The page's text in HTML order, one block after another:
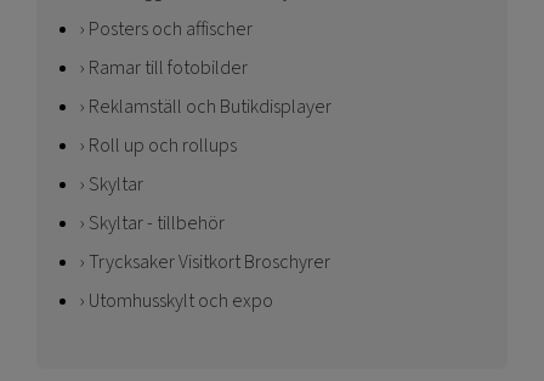
Posters och affischer
Ramar till fotobilder
Reklamställ och Butikdisplayer
Roll up och rollups
Skyltar
Skyltar - tillbehör
Trycksaker Visitkort Broschyrer
Utomhusskylt och expo